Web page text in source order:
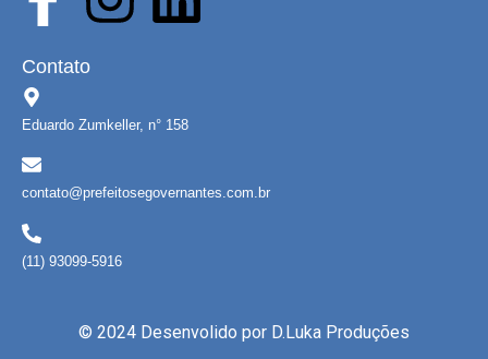
Contato
Eduardo Zumkeller, n° 158
contato@prefeitosegovernantes.com.br
(11) 93099-5916
© 2024 Desenvolido por D.Luka Produções